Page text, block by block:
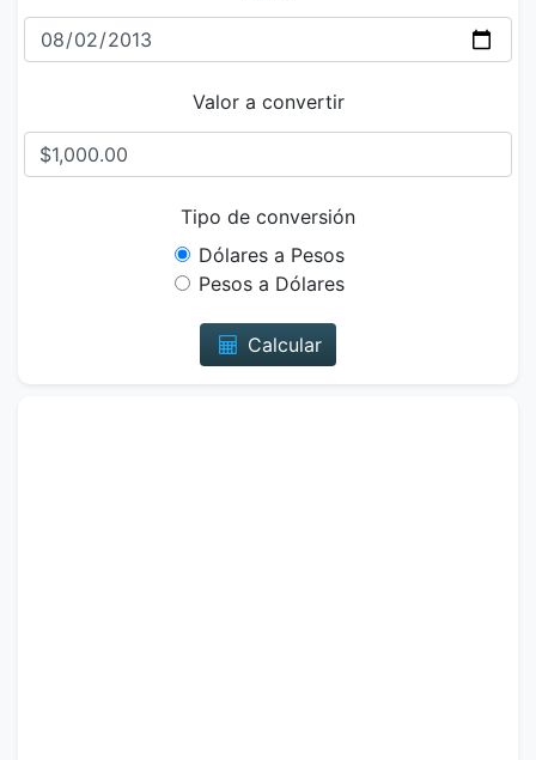
Valor a convertir
Tipo de conversión
Dólares a Pesos
Pesos a Dólares
Calcular